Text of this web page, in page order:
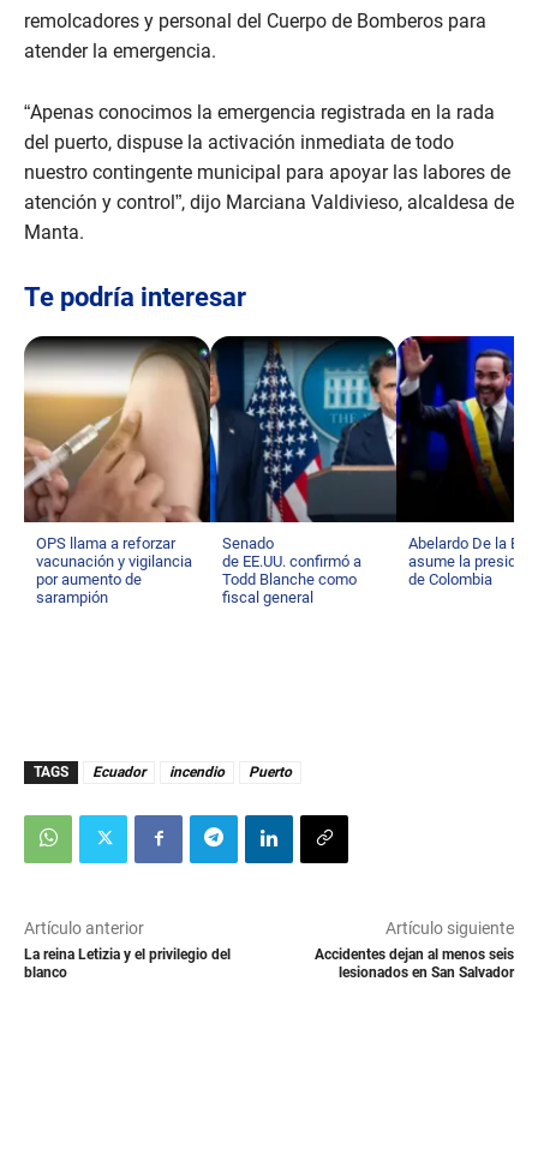
remolcadores y personal del Cuerpo de Bomberos para
atender la emergencia.
“Apenas conocimos la emergencia registrada en la rada
del puerto, dispuse la activación inmediata de todo
nuestro contingente municipal para apoyar las labores de
atención y control”, dijo Marciana Valdivieso, alcaldesa de
Manta.
Te podría interesar
OPS llama a reforzar
vacunación y vigilancia
por aumento de
sarampión
Senado
de EE.UU. confirmó a
Todd Blanche como
fiscal general
Abelardo De la
asume la
de Colombia
TAGS Ecuador incendio Puerto
Artículo anterior
La reina Letizia y el privilegio del
blanco
Artículo siguiente
Accidentes dejan al menos seis
lesionados en San Salvador